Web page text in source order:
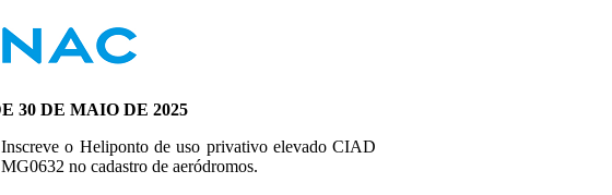
30 DE MAIO DE 2025
Inscreve o Heliponto de uso privativo elevado CIAD
MG0632 no cadastro de aeródromos.